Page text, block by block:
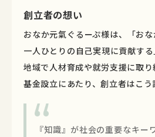
創立者の想い
おなか元氣ぐるーぷ様は、「おな
一人ひとりの自己実現に貢献する
地域で人材育成や就労支援に取り
基金設立にあたり、創立者はこう
『知識』が社会の重要なキー